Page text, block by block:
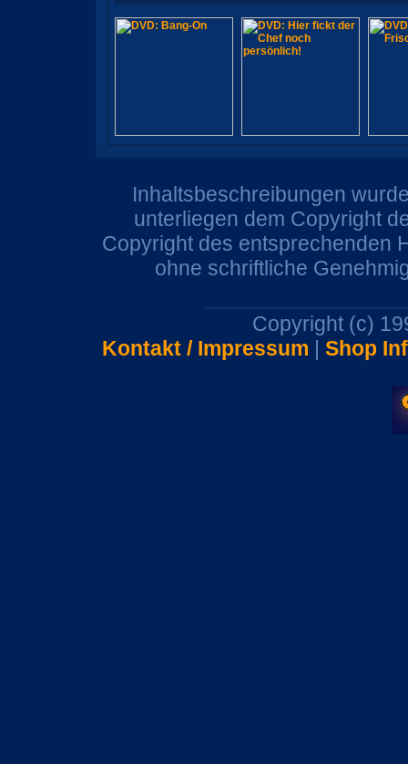
Inhaltsbeschreibungen
unterliegen dem Copyright
Copyright des entsprechenden
ohne schriftliche
Copyright (c)
Kontakt / Impressum | Shop